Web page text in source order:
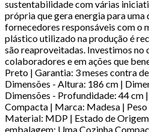
sustentabilidade com várias
própria que gera energia para
fornecedores responsáveis com o
plástico utilizado na produção é
são reaproveitadas. Investimos no
colaboradores e em ações que
Preto | Garantia: 3 meses contra
Dimensões - Altura: 186 cm |
Dimensões - Profundidade: 44 cm
Compacta | Marca: Madesa |
Material: MDP | Estado de
embalagem: Uma Cozinha